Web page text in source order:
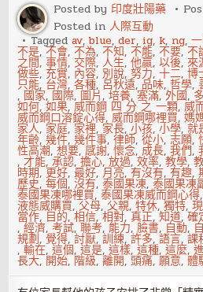
Posted by 印度壯陽藥
Posted in人際互動
Taggedav,blue,der, ig, k, ng,
不是,不會,不為,不知,不能,不要,不
之間,事情, 交際,人生,他贏,以後,來
做些, 充實, 內容, 別說,努力,十二,博
只能, 台灣,各種, 呂秋遠, 品味,哲學,
, 國家, 國際, 圖片,培養,塞滿,外國,
如何,如果,威而鋼 四 分 之 一顆,威
威而鋼口溶錠心得,威而鋼哪裡買,媽
家人, 家庭, 家裡, 家長,小孩,小學,就
年齡,幾件,幾件事,律師,從小,志願,
性高潮,想要,感謝,懷念, 成長,我們,
,才能,承認,擔心,放過,效率,教學,
時期, 更好,最好, 月亮,有沒有,有趣,
歷史,每個,沒有,泰國果凍,泰國果凍
泰國果凍哪裡買,泰國果凍威而鋼心得
液態威購買,父母,父親,特休,獨特,
當作, 目的,相信,相對,真正,知道,確
,經濟,考試,聯考, 能力,臉書, 自動,
規劃, 覺得,討厭,訓練,許多,語言,課
,輸在,這個,這是,這樣,這種,這麼,
長大, 開始, 階級,離開,頭痛,願意,體